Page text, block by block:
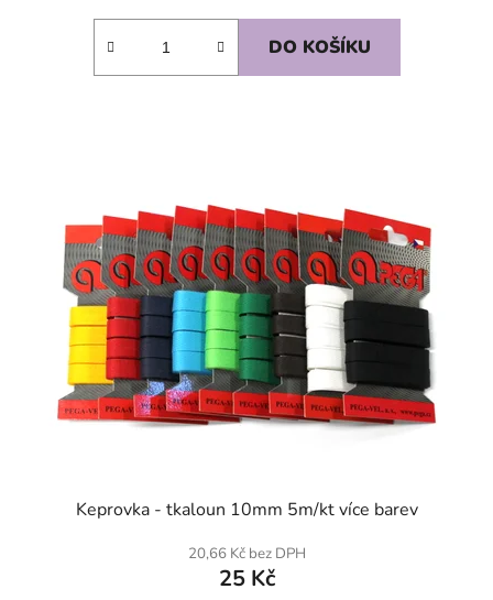
DO KOŠÍKU
Keprovka - tkaloun 10mm 5m/kt více barev
20,66 Kč bez DPH
25 Kč